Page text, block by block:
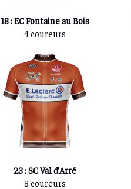
18 : EC Fontaine au Bois
4 coureurs
23 : SC Val d’Arré
8 coureurs